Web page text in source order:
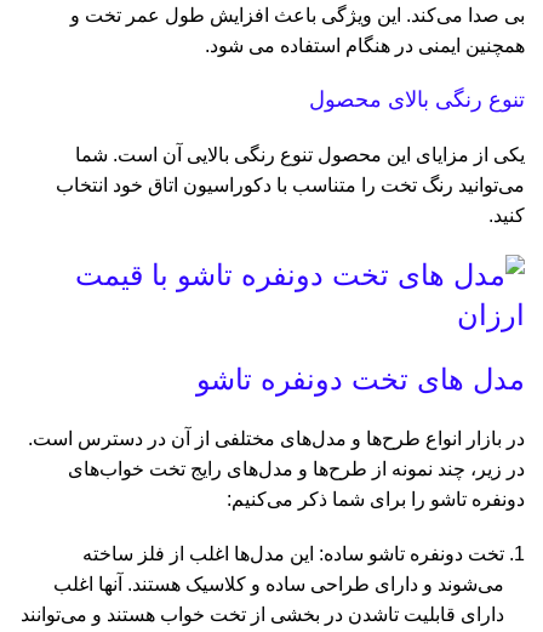
بی‌ صدا می‌کند. این ویژگی باعث افزایش طول عمر تخت و
همچنین ایمنی در هنگام استفاده می‌ شود.
تنوع رنگی بالای محصول
یکی از مزایای این محصول تنوع رنگی بالایی آن است. شما
می‌توانید رنگ تخت را متناسب با دکوراسیون اتاق خود انتخاب
کنید.
مدل های تخت دونفره تاشو
در بازار انواع طرح‌ها و مدل‌های مختلفی از آن در دسترس است.
در زیر، چند نمونه از طرح‌ها و مدل‌های رایج تخت خواب‌های
دونفره تاشو را برای شما ذکر می‌کنیم:
تخت دونفره تاشو ساده: این مدل‌ها اغلب از فلز ساخته
می‌شوند و دارای طراحی ساده و کلاسیک هستند. آنها اغلب
دارای قابلیت تاشدن در بخشی از تخت خواب هستند و می‌توانند